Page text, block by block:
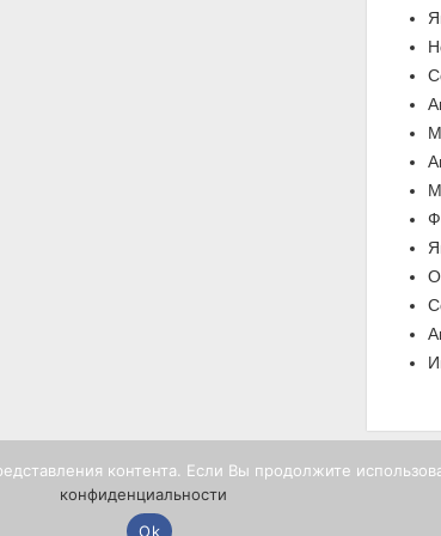
контента. Если Вы продолжите
конфиденциальности
Ok